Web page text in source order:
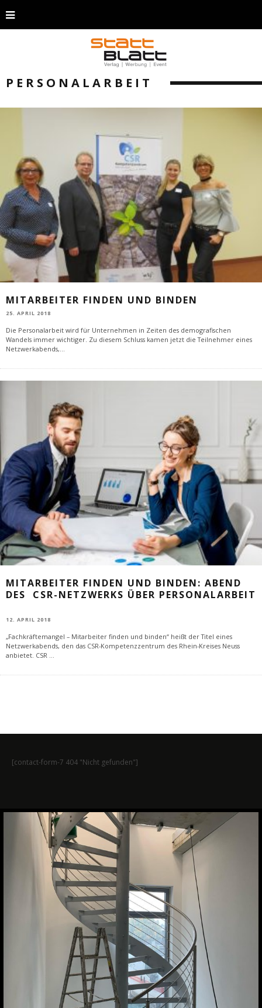
PERSONALARBEIT
MITARBEITER FINDEN UND BINDEN
25. APRIL 2018
Die Personalarbeit wird für Unternehmen in Zeiten des demografischen
Wandels immer wichtiger. Zu diesem Schluss kamen jetzt die Teilnehmer eines
Netzwerkabends,
MITARBEITER FINDEN UND BINDEN: ABEND
DES CSR-NETZWERKS ÜBER PERSONALARBEIT
12. APRIL 2018
„Fachkräftemangel – Mitarbeiter finden und binden“ heißt der Titel eines
Netzwerkabends, den das CSR-Kompetenzzentrum des Rhein-Kreises Neuss
anbietet. CSR ...
[contact-form-7 404 "Nicht gefunden"]